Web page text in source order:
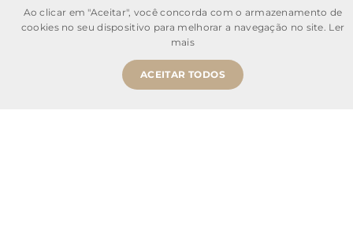
Comprar Agora
Informações Úteis
Ao clicar em "Aceitar", você concorda com o armazenamento de
cookies no seu dispositivo para melhorar a navegação no site. Ler
mais
ACEITAR TODOS